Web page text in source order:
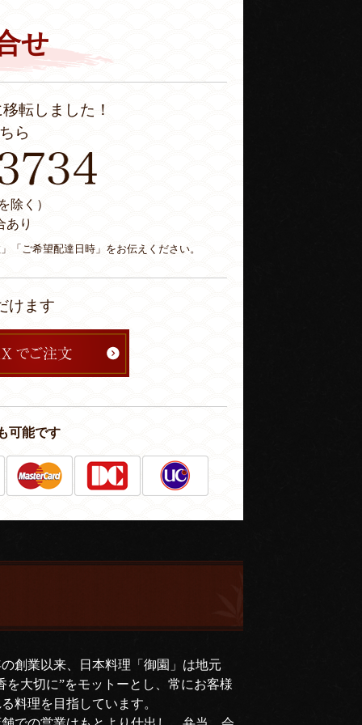
せ
転しました！
ら
除く）
あり
「ご希望配達日時」をお伝えください。
けます
可能です
創業以来、日本料理「御園」は地元
を大切に”をモットーとし、常にお客様
料理を目指しています。